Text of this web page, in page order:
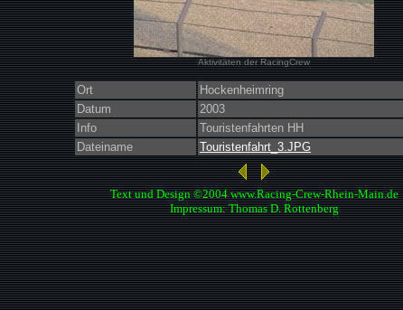
Aktivitäten der RacingCrew
Ort
Hockenheimring
Datum
2003
Info
Touristenfahrten HH
Dateiname
Touristenfahrt_3.JPG
Text und Design ©2004 www.Racing-Crew-Rhein-Main.de
Impressum: Thomas D. Rottenberg